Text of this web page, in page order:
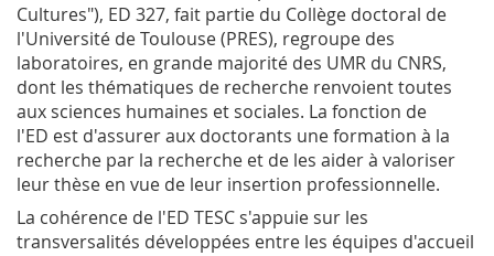
Cultures"), ED 327, fait partie du Collège doctoral de
l'Université de Toulouse (PRES), regroupe des
laboratoires, en grande majorité des UMR du CNRS,
dont les thématiques de recherche renvoient toutes
aux sciences humaines et sociales. La fonction de
l'ED est d'assurer aux doctorants une formation à la
recherche par la recherche et de les aider à valoriser
leur thèse en vue de leur insertion professionnelle.
La cohérence de l'ED TESC s'appuie sur les
transversalités développées entre les équipes d'accueil